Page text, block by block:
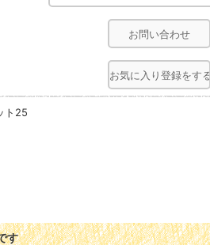
お問い合わせ
お気に入り登録をする
ト25
す